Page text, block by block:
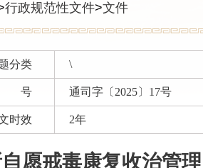
行政规范性文件>文件
分类 \
号 通司字〔2025〕17号
时效 2年
愿戒毒康复收治管理